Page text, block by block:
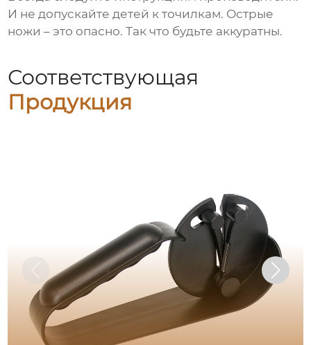
И не допускайте детей к точилкам. Острые
ножи – это опасно. Так что будьте аккуратны.
Соответствующая
Продукция